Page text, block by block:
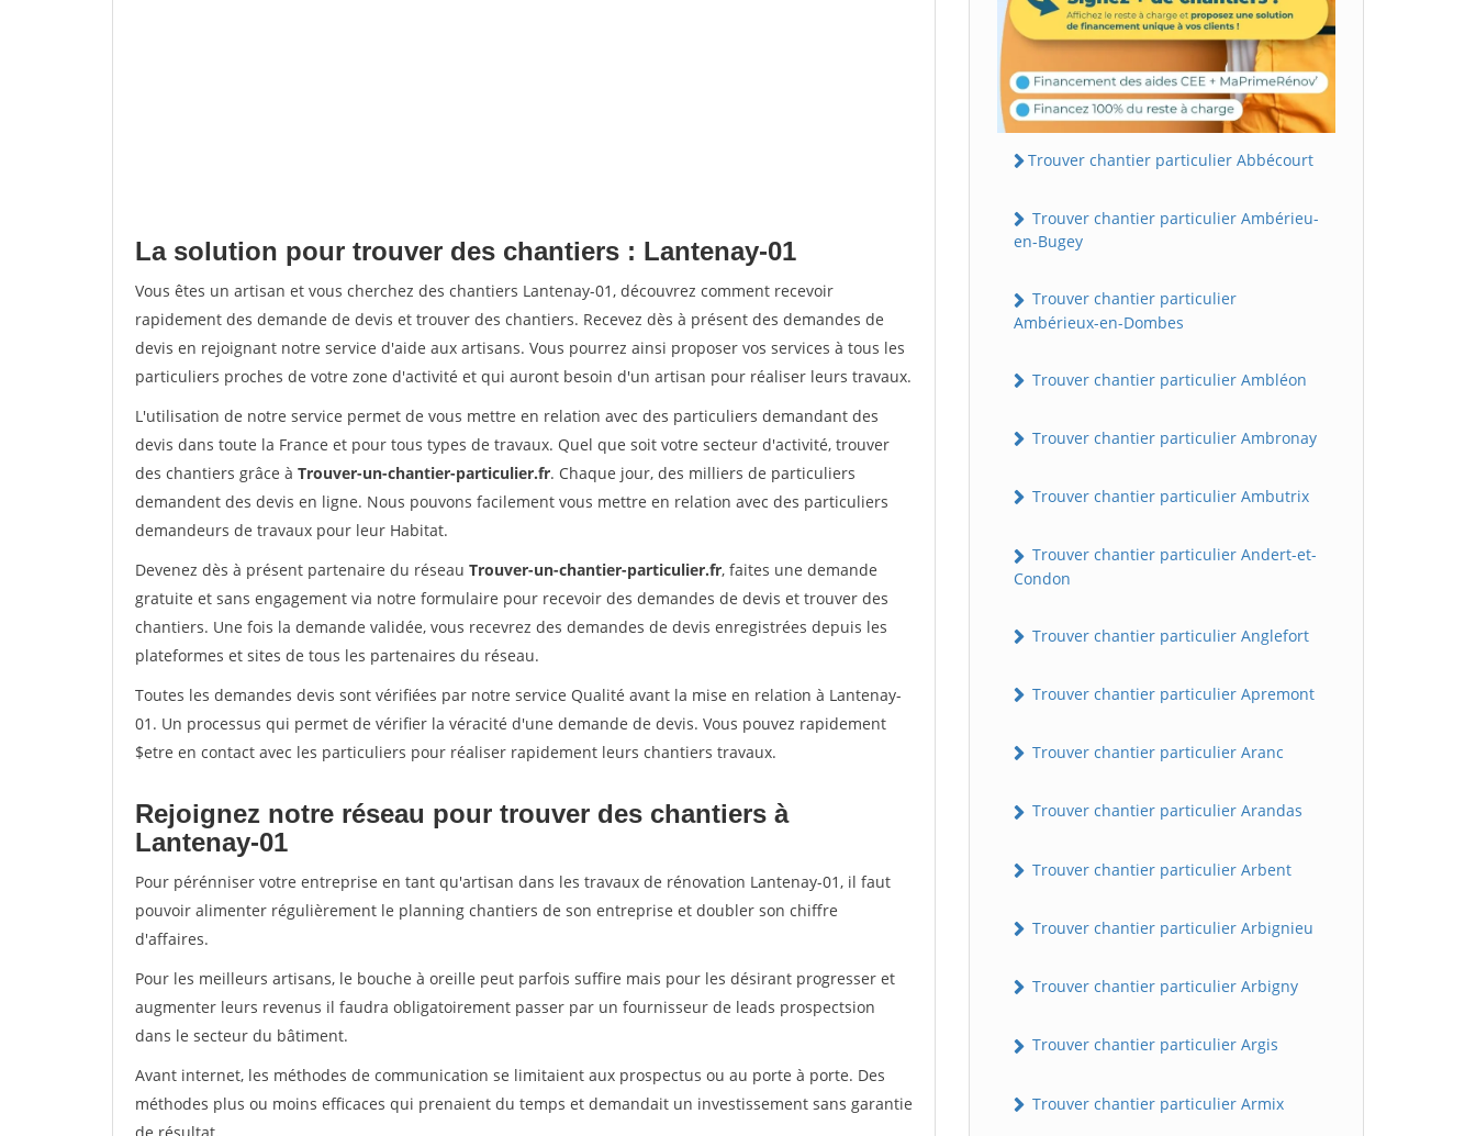
La solution pour trouver des chantiers : Lantenay-01
Vous êtes un artisan et vous cherchez des chantiers Lantenay-01, découvrez comment recevoir
rapidement des demande de devis et trouver des chantiers. Recevez dès à présent des demandes de
devis en rejoignant notre service d'aide aux artisans. Vous pourrez ainsi proposer vos services à tous les
particuliers proches de votre zone d'activité et qui auront besoin d'un artisan pour réaliser leurs travaux.
L'utilisation de notre service permet de vous mettre en relation avec des particuliers demandant des
devis dans toute la France et pour tous types de travaux. Quel que soit votre secteur d'activité, trouver
des chantiers grâce à Trouver-un-chantier-particulier.fr. Chaque jour, des milliers de particuliers
demandent des devis en ligne. Nous pouvons facilement vous mettre en relation avec des particuliers
demandeurs de travaux pour leur Habitat.
Devenez dès à présent partenaire du réseau Trouver-un-chantier-particulier.fr, faites une demande
gratuite et sans engagement via notre formulaire pour recevoir des demandes de devis et trouver des
chantiers. Une fois la demande validée, vous recevrez des demandes de devis enregistrées depuis les
plateformes et sites de tous les partenaires du réseau.
Toutes les demandes devis sont vérifiées par notre service Qualité avant la mise en relation à Lantenay-
01. Un processus qui permet de vérifier la véracité d'une demande de devis. Vous pouvez rapidement
$etre en contact avec les particuliers pour réaliser rapidement leurs chantiers travaux.
Rejoignez notre réseau pour trouver des chantiers à
Lantenay-01
Pour pérénniser votre entreprise en tant qu'artisan dans les travaux de rénovation Lantenay-01, il faut
pouvoir alimenter régulièrement le planning chantiers de son entreprise et doubler son chiffre
d'affaires.
Pour les meilleurs artisans, le bouche à oreille peut parfois suffire mais pour les désirant progresser et
augmenter leurs revenus il faudra obligatoirement passer par un fournisseur de leads prospectsion
dans le secteur du bâtiment.
Avant internet, les méthodes de communication se limitaient aux prospectus ou au porte à porte. Des
méthodes plus ou moins efficaces qui prenaient du temps et demandait un investissement sans garantie
Trouver chantier particulier Abbécourt
Trouver chantier particulier Ambérieu-
en-Bugey
Trouver chantier particulier
Ambérieux-en-Dombes
Trouver chantier particulier Ambléon
Trouver chantier particulier Ambronay
Trouver chantier particulier Ambutrix
Trouver chantier particulier Andert-et-
Condon
Trouver chantier particulier Anglefort
Trouver chantier particulier Apremont
Trouver chantier particulier Aranc
Trouver chantier particulier Arandas
Trouver chantier particulier Arbent
Trouver chantier particulier Arbignieu
Trouver chantier particulier Arbigny
Trouver chantier particulier Argis
Trouver chantier particulier Armix